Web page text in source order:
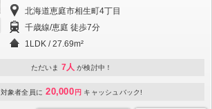
北海道恵庭市相生町4丁目
千歳線/恵庭 徒歩7分
1LDK / 27.69m²
ただいま 7人 が検討中！
対象者全員に 20,000 円 キャッシュバック!